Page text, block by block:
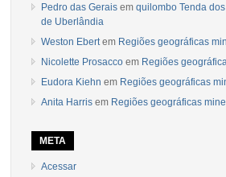
Pedro das Gerais emquilombo Tenda
de Uberlândia
Weston Ebert em Regiões geográficas
Nicolette Prosacco em Regiões
Eudora Kiehn em Regiões geográficas
Anita Harris em Regiões geográficas
META
Acessar